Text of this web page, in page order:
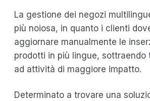
La gestione dei negozi
più noiosa, in quanto i clienti
aggiornare manualmente le
prodotti in più lingue, sottraendo
ad attività di maggiore impatto.
Determinato a trovare una